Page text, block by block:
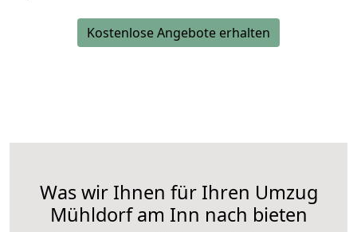
Kostenlose Angebote erhalten
Was wir Ihnen für Ihren Umzug
Mühldorf am Inn nach bieten